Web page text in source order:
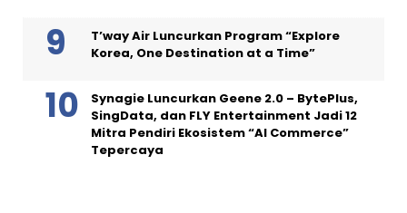
T’way Air Luncurkan Program “Explore
Korea, One Destination at a Time”
Synagie Luncurkan Geene 2.0 – BytePlus,
SingData, dan FLY Entertainment Jadi 12
Mitra Pendiri Ekosistem “AI Commerce”
Tepercaya